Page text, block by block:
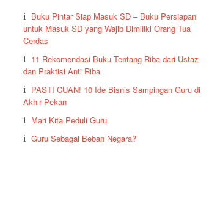
Buku Pintar Siap Masuk SD – Buku Persiapan
untuk Masuk SD yang Wajib Dimiliki Orang Tua
Cerdas
11 Rekomendasi Buku Tentang Riba dari Ustaz
dan Praktisi Anti Riba
PASTI CUAN! 10 Ide Bisnis Sampingan Guru di
Akhir Pekan
Mari Kita Peduli Guru
Guru Sebagai Beban Negara?